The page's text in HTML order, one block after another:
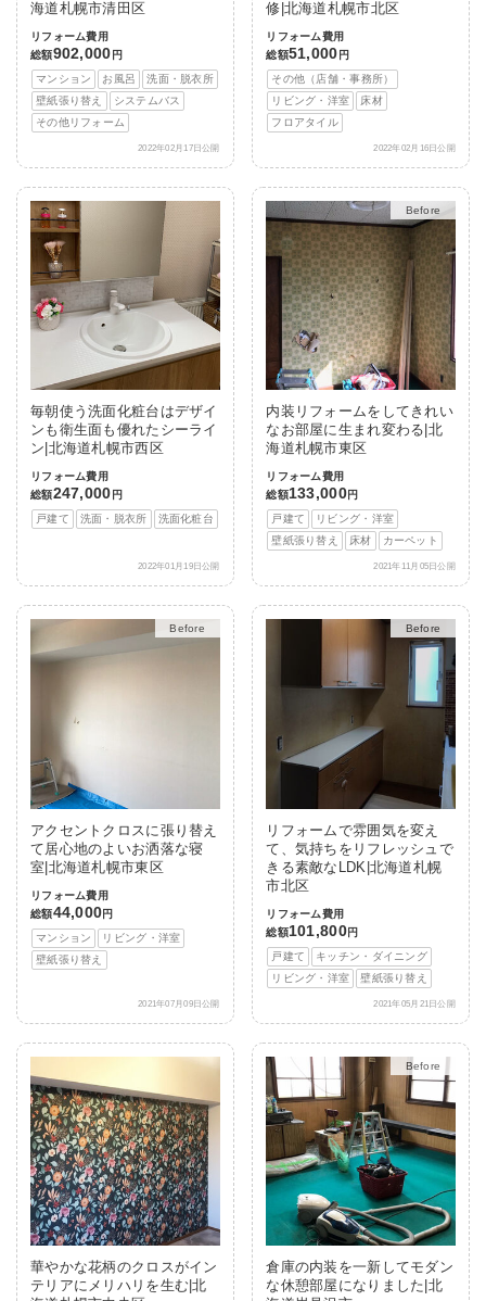
海道札幌市清田区
リフォーム費用
総額902,000 円
マンション
お風呂
洗面・脱衣所
壁紙張り替え
システムバス
その他リフォーム
2022年02月17日公開
修|北海道札幌市北区
リフォーム費用
総額51,000 円
その他（店舗・事務所）
リビング・洋室
床材
フロアタイル
2022年02月16日公開
毎朝使う洗面化粧台はデザイ
ンも衛生面も優れたシーライ
ン|北海道札幌市西区
リフォーム費用
総額247,000 円
戸建て
洗面・脱衣所 洗面化粧台
2022年01月19日公開
After
内装リフォームをしてきれい
なお部屋に生まれ変わる|北
海道札幌市東区
リフォーム費用
総額133,000円
戸建て
リビング・洋室
壁紙張り替え
床材 カーペット
2021年11月05日公開
After
アクセントクロスに張り替え
て居心地のよいお洒落な寝
室|北海道札幌市東区
リフォーム費用
総額44,000円
マンション
リビング・洋室
壁紙張り替え
2021年07月09日公開
After
リフォームで雰囲気を変え
て、気持ちをリフレッシュで
きる素敵なLDK|北海道札幌
市北区
リフォーム費用
総額101,800円
戸建て
キッチン・ダイニング
リビング・洋室
壁紙張り替え
2021年05月21日公開
華やかな花柄のクロスがイン
テリアにメリハリを生む|北
After
倉庫の内装を一新してモダン
な休憩部屋になりました|北